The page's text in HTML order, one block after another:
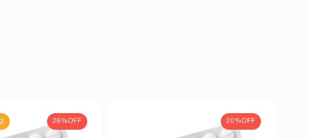
26%OFF 20%OFF